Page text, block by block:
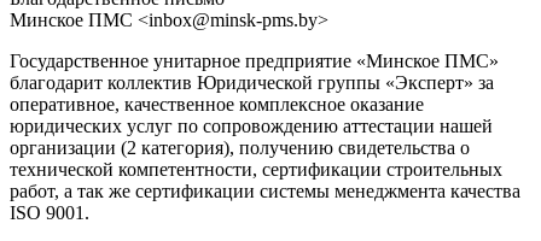
Минское ПМС <inbox@minsk-pms.by>
Государственное унитарное предприятие «Минское ПМС»
благодарит коллектив Юридической группы «Эксперт» за
оперативное, качественное комплексное оказание
юридических услуг по сопровождению аттестации нашей
организации (2 категория), получению свидетельства о
технической компетентности, сертификации строительных
работ, а так же сертификации системы менеджмента качества
ISO 9001.